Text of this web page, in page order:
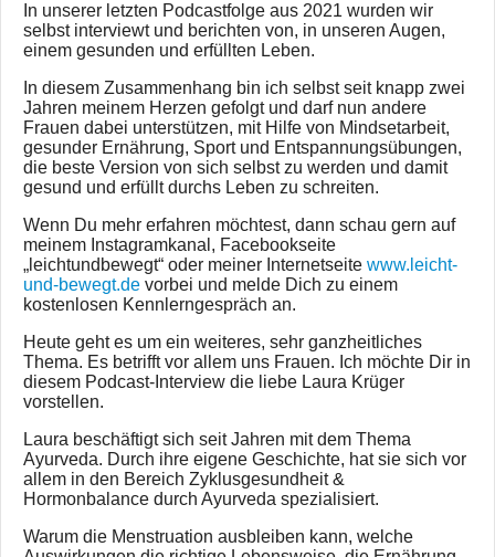
In unserer letzten Podcastfolge aus 2021 wurden wir
selbst interviewt und berichten von, in unseren Augen,
einem gesunden und erfüllten Leben.
In diesem Zusammenhang bin ich selbst seit knapp zwei
Jahren meinem Herzen gefolgt und darf nun andere
Frauen dabei unterstützen, mit Hilfe von Mindsetarbeit,
gesunder Ernährung, Sport und Entspannungsübungen,
die beste Version von sich selbst zu werden und damit
gesund und erfüllt durchs Leben zu schreiten.
Wenn Du mehr erfahren möchtest, dann schau gern auf
meinem Instagramkanal, Facebookseite
„leichtundbewegt“ oder meiner Internetseite www.leicht-
und-bewegt.de vorbei und melde Dich zu einem
kostenlosen Kennlerngespräch an.
Heute geht es um ein weiteres, sehr ganzheitliches
Thema. Es betrifft vor allem uns Frauen. Ich möchte Dir in
diesem Podcast-Interview die liebe Laura Krüger
vorstellen.
Laura beschäftigt sich seit Jahren mit dem Thema
Ayurveda. Durch ihre eigene Geschichte, hat sie sich vor
allem in den Bereich Zyklusgesundheit &
Hormonbalance durch Ayurveda spezialisiert.
Warum die Menstruation ausbleiben kann, welche